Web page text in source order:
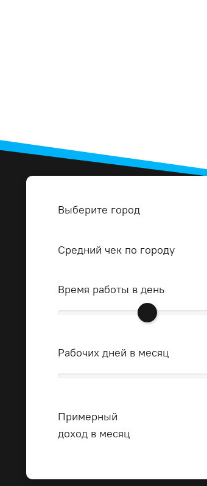
Выберите город
Средний чек по городу
Время работы в день
Рабочих дней в месяц
Примерный
доход в месяц